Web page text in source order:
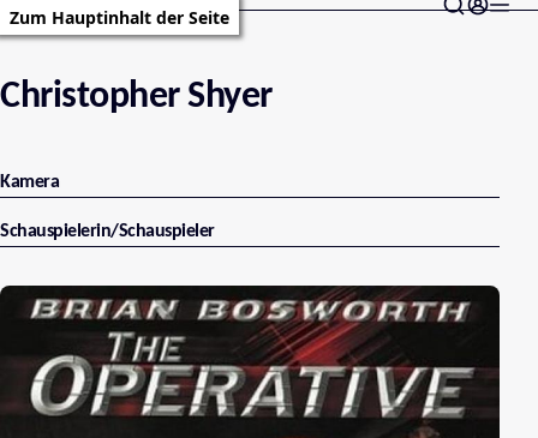
Zum Hauptinhalt der Seite
Christopher Shyer
Kamera
Schauspielerin/Schauspieler